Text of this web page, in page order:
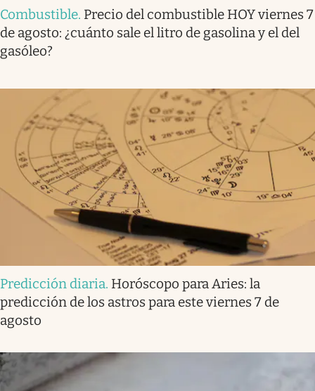
Combustible. Precio del combustible HOY viernes 7
de agosto: ¿cuánto sale el litro de gasolina y el del
gasóleo?
Predicción diaria. Horóscopo para Aries: la
predicción de los astros para este viernes 7 de
agosto